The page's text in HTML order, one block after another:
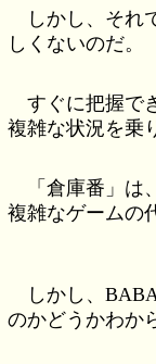
しかし、それ
しくないのだ。
すぐに把握で
複雑な状況を乗
「倉庫番」
複雑なゲームの
しかし、
のかどうかわか